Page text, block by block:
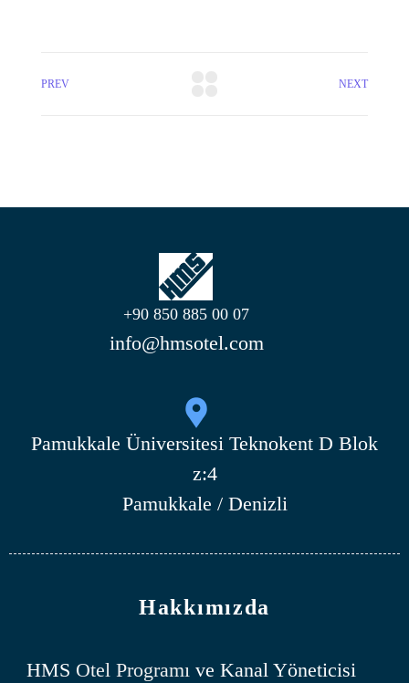
PREV NEXT
+90 850 885 00 07
info@hmsotel.com
Pamukkale Üniversitesi Teknokent D Blok
z:4
Pamukkale / Denizli
Hakkımızda
HMS Otel Programıve Kanal Yöneticisi